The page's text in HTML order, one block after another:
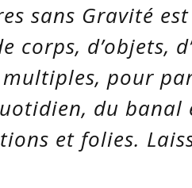
sans Gravité
corps, d’objets,
pour
du banal
et folies.